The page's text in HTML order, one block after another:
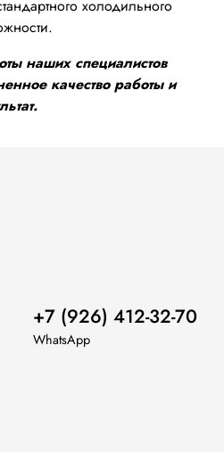
холодильного
наших специалистов
качество работы и
+7 (926) 412-32-70
WhatsApp